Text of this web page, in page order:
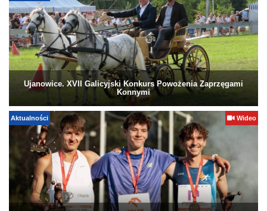
Ujanowice. XVII Galicyjski Konkurs Powożenia Zaprzęgami
Konnymi
Aktualności Wideo